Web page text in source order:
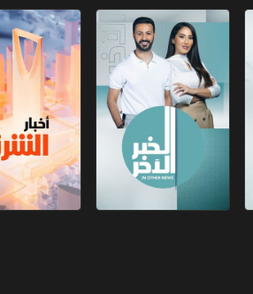
الخبر الآخر أخبار الشرق